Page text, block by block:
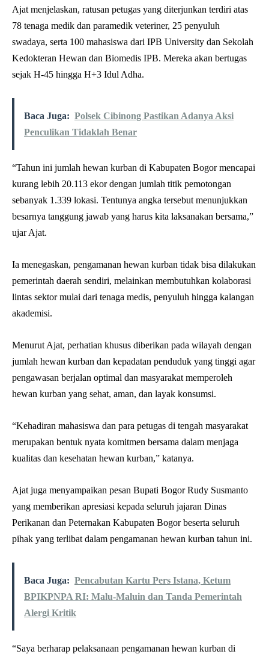
Ajat menjelaskan, ratusan petugas yang diterjunkan terdiri atas
78 tenaga medik dan paramedik veteriner, 25 penyuluh
swadaya, serta 100 mahasiswa dari IPB University dan Sekolah
Kedokteran Hewan dan Biomedis IPB. Mereka akan bertugas
sejak H-45 hingga H+3 Idul Adha.
Baca Juga: Polsek Cibinong Pastikan Adanya Aksi
Penculikan Tidaklah Benar
“Tahun ini jumlah hewan kurban di Kabupaten Bogor mencapai
kurang lebih 20.113 ekor dengan jumlah titik pemotongan
sebanyak 1.339 lokasi. Tentunya angka tersebut menunjukkan
besarnya tanggung jawab yang harus kita laksanakan bersama,”
ujar Ajat.
Ia menegaskan, pengamanan hewan kurban tidak bisa dilakukan
pemerintah daerah sendiri, melainkan membutuhkan kolaborasi
lintas sektor mulai dari tenaga medis, penyuluh hingga kalangan
akademisi.
Menurut Ajat, perhatian khusus diberikan pada wilayah dengan
jumlah hewan kurban dan kepadatan penduduk yang tinggi agar
pengawasan berjalan optimal dan masyarakat memperoleh
hewan kurban yang sehat, aman, dan layak konsumsi.
“Kehadiran mahasiswa dan para petugas di tengah masyarakat
merupakan bentuk nyata komitmen bersama dalam menjaga
kualitas dan kesehatan hewan kurban,” katanya.
Ajat juga menyampaikan pesan Bupati Bogor Rudy Susmanto
yang memberikan apresiasi kepada seluruh jajaran Dinas
Perikanan dan Peternakan Kabupaten Bogor beserta seluruh
pihak yang terlibat dalam pengamanan hewan kurban tahun ini.
Baca Juga: Pencabutan Kartu Pers Istana, Ketum
BPIKPNPA RI: Malu-Maluin dan Tanda Pemerintah
Alergi Kritik
“Saya berharap pelaksanaan pengamanan hewan kurban di